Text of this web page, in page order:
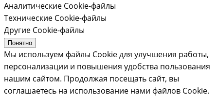
Аналитические Cookie-файлы
Технические Cookie-файлы
Другие Cookie-файлы
Понятно
Мы используем файлы Cookie для улучшения работы,
персонализации и повышения удобства пользования
нашим сайтом. Продолжая посещать сайт, вы
соглашаетесь на использование нами файлов Cookie.